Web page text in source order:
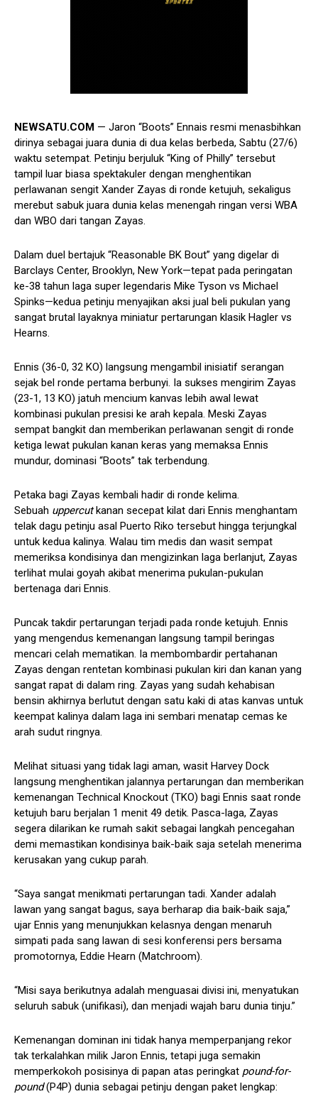
NEWSATU.COM — Jaron “Boots” Ennais resmi menasbihkan
dirinya sebagai juara dunia di dua kelas berbeda, Sabtu (27/6)
waktu setempat. Petinju berjuluk “King of Philly” tersebut
tampil luar biasa spektakuler dengan menghentikan
perlawanan sengit Xander Zayas di ronde ketujuh, sekaligus
merebut sabuk juara dunia kelas menengah ringan versi WBA
dan WBO dari tangan Zayas.
Dalam duel bertajuk “Reasonable BK Bout” yang digelar di
Barclays Center, Brooklyn, New York—tepat pada peringatan
ke-38 tahun laga super legendaris Mike Tyson vs Michael
Spinks—kedua petinju menyajikan aksi jual beli pukulan yang
sangat brutal layaknya miniatur pertarungan klasik Hagler vs
Hearns.
Ennis (36-0, 32 KO) langsung mengambil inisiatif serangan
sejak bel ronde pertama berbunyi. Ia sukses mengirim Zayas
(23-1, 13 KO) jatuh mencium kanvas lebih awal lewat
kombinasi pukulan presisi ke arah kepala. Meski Zayas
sempat bangkit dan memberikan perlawanan sengit di ronde
ketiga lewat pukulan kanan keras yang memaksa Ennis
mundur, dominasi “Boots” tak terbendung.
Petaka bagi Zayas kembali hadir di ronde kelima.
Sebuah uppercutkanan secepat kilat dari Ennis menghantam
telak dagu petinju asal Puerto Riko tersebut hingga terjungkal
untuk kedua kalinya. Walau tim medis dan wasit sempat
memeriksa kondisinya dan mengizinkan laga berlanjut, Zayas
terlihat mulai goyah akibat menerima pukulan-pukulan
bertenaga dari Ennis.
Puncak takdir pertarungan terjadi pada ronde ketujuh. Ennis
yang mengendus kemenangan langsung tampil beringas
mencari celah mematikan. Ia membombardir pertahanan
Zayas dengan rentetan kombinasi pukulan kiri dan kanan yang
sangat rapat di dalam ring. Zayas yang sudah kehabisan
bensin akhirnya berlutut dengan satu kaki di atas kanvas untuk
keempat kalinya dalam laga ini sembari menatap cemas ke
arah sudut ringnya.
Melihat situasi yang tidak lagi aman, wasit Harvey Dock
langsung menghentikan jalannya pertarungan dan memberikan
kemenangan Technical Knockout (TKO) bagi Ennis saat ronde
ketujuh baru berjalan 1 menit 49 detik. Pasca-laga, Zayas
segera dilarikan ke rumah sakit sebagai langkah pencegahan
demi memastikan kondisinya baik-baik saja setelah menerima
kerusakan yang cukup parah.
“Saya sangat menikmati pertarungan tadi. Xander adalah
lawan yang sangat bagus, saya berharap dia baik-baik saja,”
ujar Ennis yang menunjukkan kelasnya dengan menaruh
simpati pada sang lawan di sesi konferensi pers bersama
promotornya, Eddie Hearn (Matchroom).
“Misi saya berikutnya adalah menguasai divisi ini, menyatukan
seluruh sabuk (unifikasi), dan menjadi wajah baru dunia tinju.”
Kemenangan dominan ini tidak hanya memperpanjang rekor
tak terkalahkan milik Jaron Ennis, tetapi juga semakin
memperkokoh posisinya di papan atas peringkat pound-for-
pound(P4P) dunia sebagai petinju dengan paket lengkap: